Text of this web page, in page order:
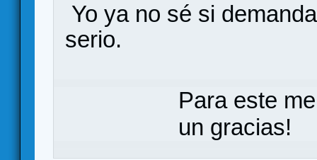
Yo ya no sé si
serio.
Para este
un gracias!